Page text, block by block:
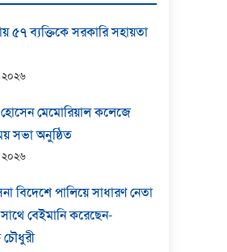
​৫৭ ব্যক্তিকে সরকারি সহায়তা
মেমোরিয়াল কলেজে
সভা অনুষ্ঠিত
বিদেশে পালিয়ে সাধারণ নেতা
বেইমানি করেছেন-